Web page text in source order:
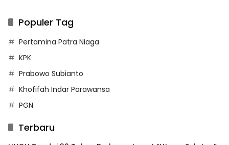
Populer Tag
Pertamina Patra Niaga
KPK
Prabowo Subianto
Khofifah Indar Parawansa
PGN
Terbaru